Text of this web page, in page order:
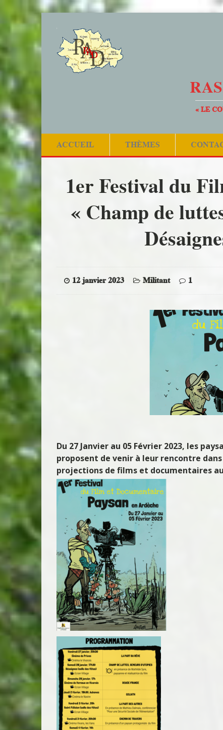
« LE
ACCUEIL THÈMES
1er Festival du
« Champ de
12 janvier 2023 Militant 1
Du 27 Janvier au 05 Février 2023, les
proposent de venir à leur rencontre
projections de films et documentaires